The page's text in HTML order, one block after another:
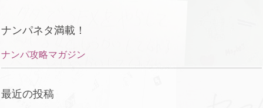
ナンパネタ満載！
ナンパ攻略マガジン
最近の投稿